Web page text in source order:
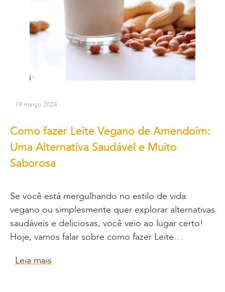
19 março 2024
Como fazer Leite Vegano de Amendoim:
Uma Alternativa Saudável e Muito
Saborosa
Se você está mergulhando no estilo de vida
vegano ou simplesmente quer explorar alternativas
saudáveis e deliciosas, você veio ao lugar certo!
Hoje, vamos falar sobre como fazer Leite…
Leia mais